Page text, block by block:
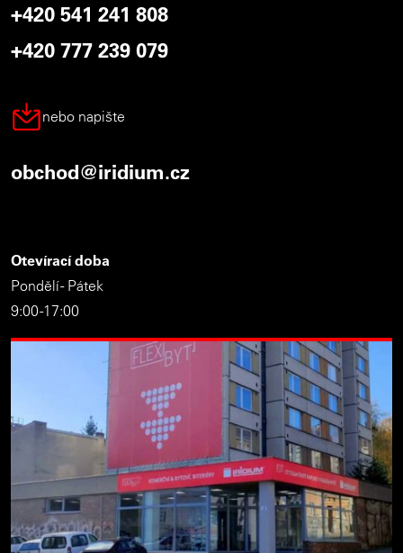
+420 541 241 808
+420 777 239 079
nebo napište
obchod@iridium.cz
Otevírací doba
Pondělí - Pátek
9:00 -17:00